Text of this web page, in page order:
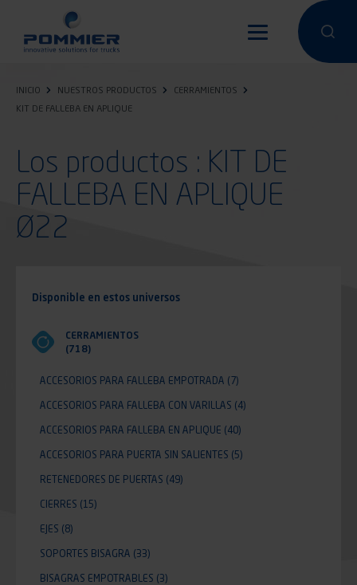
contenido
Hacer una
INICIO NUESTROS PRODUCTOS
CERRAMIENTOS
KIT DE FALLEBA EN APLIQUE
Los productos : KIT DE
FALLEBA EN APLIQUE
Ø22
Disponible en estos universos
CERRAMIENTOS
(718)
ACCESORIOS PARA FALLEBA EMPOTRADA (7)
ACCESORIOS PARA FALLEBA CON VARILLAS (4)
ACCESORIOS PARA FALLEBA EN APLIQUE (40)
ACCESORIOS PARA PUERTA SIN SALIENTES (5)
RETENEDORES DE PUERTAS (49)
CIERRES (15)
EJES (8)
SOPORTES BISAGRA (33)
BISAGRAS EMPOTRABLES (3)